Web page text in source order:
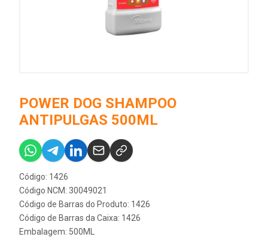
POWER DOG SHAMPOO
ANTIPULGAS 500ML
Código: 1426
Código NCM: 30049021
Código de Barras do Produto: 1426
Código de Barras da Caixa: 1426
Embalagem: 500ML